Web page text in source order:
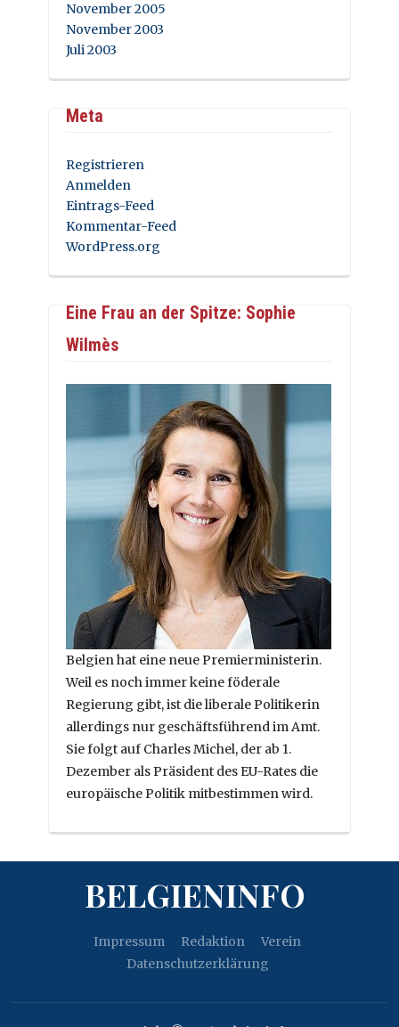
November 2005
November 2003
Juli 2003
Meta
Registrieren
Anmelden
Eintrags-Feed
Kommentar-Feed
WordPress.org
Eine Frau an der Spitze: Sophie
Wilmès
Belgien hat eine neue Premierministerin.
Weil es noch immer keine föderale
Regierung gibt, ist die liberale Politikerin
allerdings nur geschäftsführend im Amt.
Sie folgt auf Charles Michel, der ab 1.
Dezember als Präsident des EU-Rates die
europäische Politik mitbestimmen wird.
BELGIENINFO
Impressum Redaktion
Verein
Datenschutzerklärung